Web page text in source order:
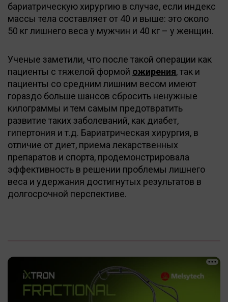
бариатрическую хирургию в случае, если индекс
массы тела составляет от 40 и выше: это около
50 кг лишнего веса у мужчин и 40 кг – у женщин.
Ученые заметили, что после такой операции как
пациенты с тяжелой формой ожирения, так и
пациенты со средним лишним весом имеют
гораздо больше шансов сбросить ненужные
килограммы и тем самым предотвратить
развитие таких заболеваний, как диабет,
гипертония и т.д. Бариатрическая хирургия, в
отличие от диет, приема лекарственных
препаратов и спорта, продемонстрировала
эффективность в решении проблемы лишнего
веса и удержания достигнутых результатов в
долгосрочной перспективе.